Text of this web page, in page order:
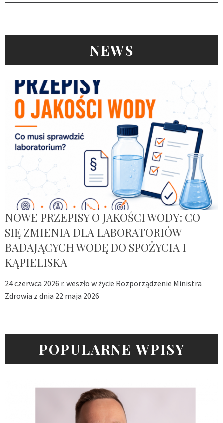
NEWS
NOWE PRZEPISY O JAKOŚCI WODY: CO
SIĘ ZMIENIA DLA LABORATORIÓW
BADAJĄCYCH WODĘ DO SPOŻYCIA I
KĄPIELISKA
24 czerwca 2026 r. weszło w życie Rozporządzenie Ministra
Zdrowia z dnia 22 maja 2026
POPULARNE WPISY